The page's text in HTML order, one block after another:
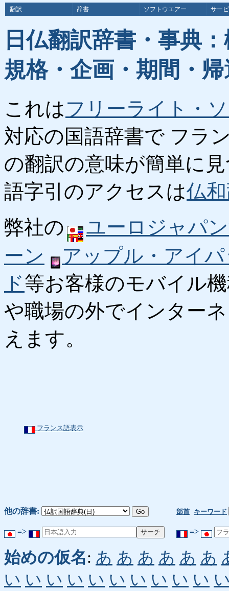
翻訳 辞書 ソフトウエアー サー
日仏翻訳辞書・事典
規格・企画・期間・
これはフリーライト・
対応の国語辞書で フラ
の翻訳の意味が簡単に
語字引のアクセスは仏
弊社の
ユーロジャパ
ーン
アップル・アイ
ド等お客様のモバイル
や職場の外でインター
えます。
フランス語表示
他の辞書: 部首 キーワード
=> =>
始めの仮名: あ あ あ あ あ あ
い い い い い い い い い い